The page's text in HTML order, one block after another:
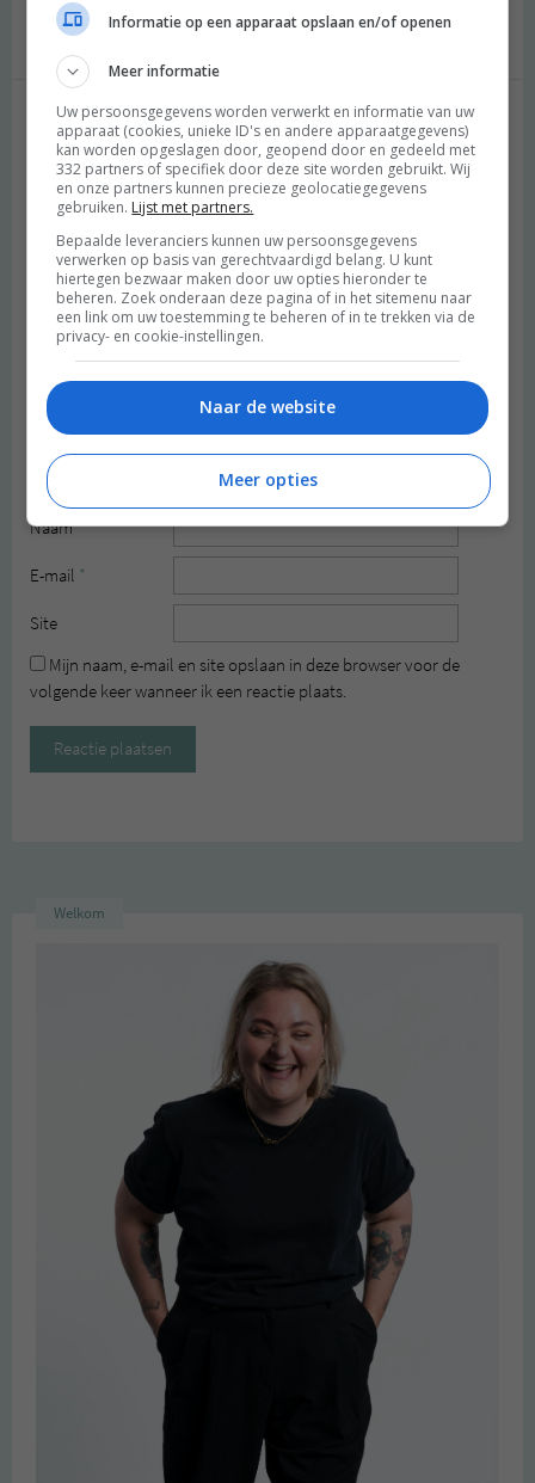
Beantwoorden
Geef een reactie
Je e-mailadres wordt niet gepubliceerd. Vereiste velden zijn
gemarkeerd met*
Reactie*
Naam*
E-mail *
Site
Mijn naam, e-mail en site opslaan in deze browser voor de
volgende keer wanneer ik een reactie plaats.
Welkom
Informatie op een apparaat opslaan en/of openen
Meer informatie
Uw persoonsgegevens worden verwerkt en informatie van uw
apparaat (cookies, unieke ID's en andere apparaatgegevens)
kan worden opgeslagen door, geopend door en gedeeld met
332 partners of specifiek door deze site worden gebruikt. Wij
en onze partners kunnen precieze geolocatiegegevens
gebruiken. Lijst met partners.
Bepaalde leveranciers kunnen uw persoonsgegevens
verwerken op basis van gerechtvaardigd belang. U kunt
hiertegen bezwaar maken door uw opties hieronder te
beheren. Zoek onderaan deze pagina of in het sitemenu naar
een link om uw toestemming te beheren of in te trekken via de
privacy- en cookie-instellingen.
Naar de website
Meer opties